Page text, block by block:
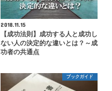
2018.11.15
【成功法則】成功する人と成功し
ない人の決定的な違いとは？～成
功者の共通点
ブックガイド